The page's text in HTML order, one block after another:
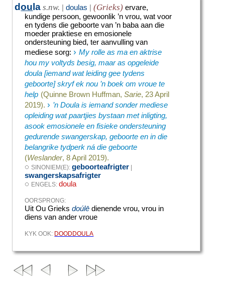
doula s.nw. |doulas | (Grieks) ervare,
kundige persoon, gewoonlik ’n vrou, wat voor
en tydens die geboorte van ’n baba aan die
moeder praktiese en emosionele
ondersteuning bied, ter aanvulling van
mediese sorg:› My rolle as ma en aktrise
hou my voltyds besig, maar as opgeleide
doula [iemand wat leiding gee tydens
geboorte] skryf ek nou ’n boek om vroue te
help (Quinne Brown Huffman,Sarie, 23 April
2019). › ’n Doula is iemand sonder mediese
opleiding wat paartjies bystaan met inligting,
asook emosionele en fisieke ondersteuning
gedurende swangerskap, geboorte en in die
belangrike tydperk ná die geboorte
(Weslander, 8 April 2019).
◌SINONIEM(E):geboorteafrigter |
swangerskapsafrigter
◌ ENGELS:doula
OORSPRONG:
Uit Ou Grieksdoúlē dienende vrou, vrou in
diens van ander vroue
KYK OOK: DOODDOULA